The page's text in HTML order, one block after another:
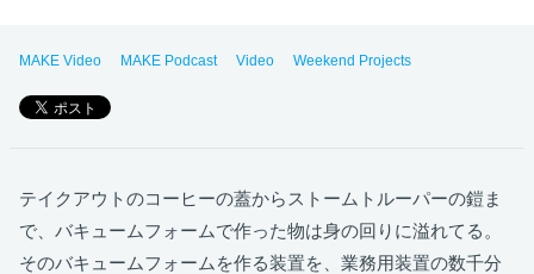
MAKE Video MAKE Podcast Video Weekend Projects
テイクアウトのコーヒーの蓋からストームトルーパーの鎧ま
で、バキュームフォームで作った物は身の回りに溢れてる。
そのバキュームフォームを作る装置を、業務用装置の数千分